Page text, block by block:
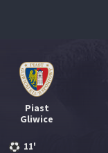
Piast
Gliwice
11'